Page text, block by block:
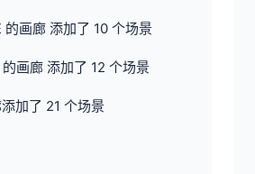
的画廊 添加了 10 个场景
画廊 添加了 12 个场景
加了 21 个场景